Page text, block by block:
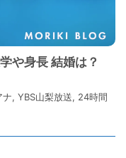
や身長 結婚は？
ナ, YBS山梨放送, 24時間